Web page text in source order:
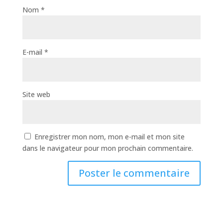
Nom *
E-mail *
Site web
Enregistrer mon nom, mon e-mail et mon site
dans le navigateur pour mon prochain commentaire.